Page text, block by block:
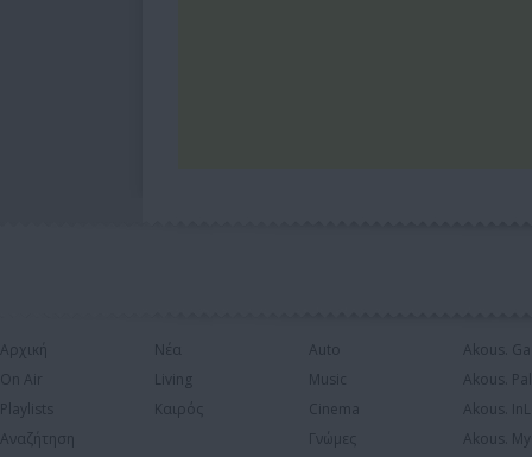
Αρχική
On Air
Playlists
Αναζήτηση
Νέα
Living
Καιρός
Auto
Music
Cinema
Γνώμες
Akous.
Akous.
Akous.
Akous.